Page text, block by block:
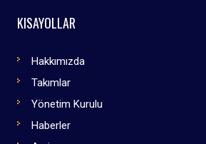
KISAYOLLAR
Hakkımızda
Takımlar
Yönetim Kurulu
Haberler